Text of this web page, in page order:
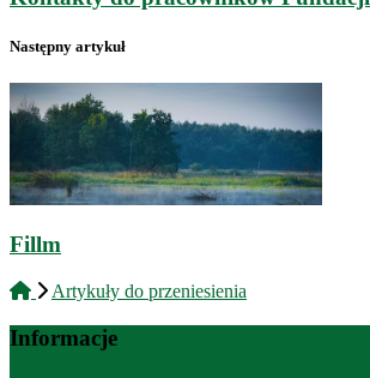
Następny artykuł
Fillm
Artykuły do przeniesienia
Informacje